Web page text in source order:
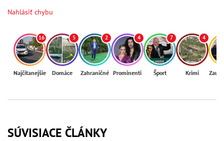
Nahlásiť chybu
16
Najčítanejšie
5
Domáce
2
Zahraničné
4
Prominenti
7
Šport
4
Krimi
SÚVISIACE ČLÁNKY